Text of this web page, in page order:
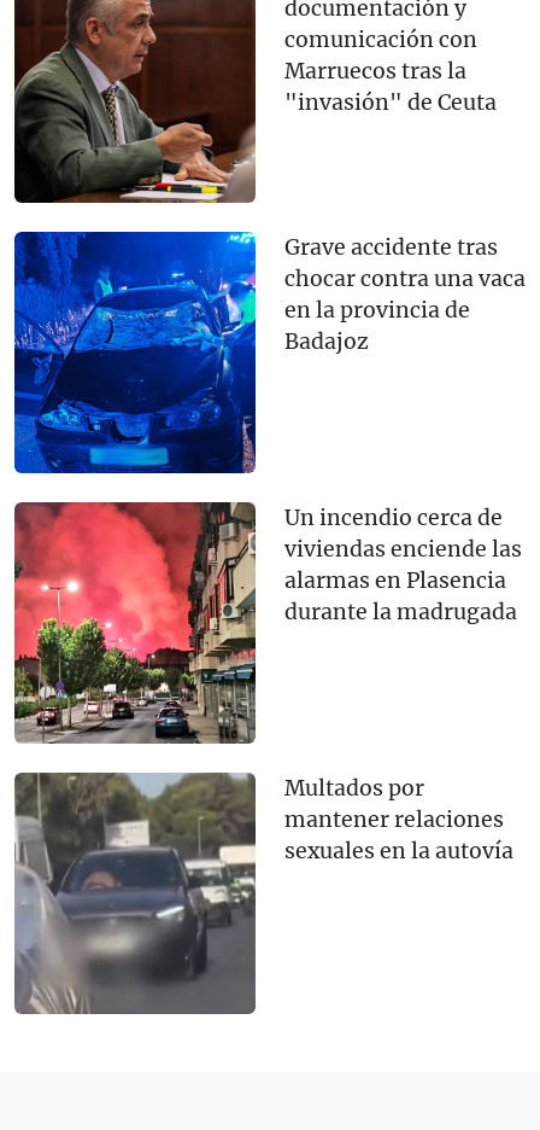
documentación y
comunicación con
Marruecos tras la
"invasión" de Ceuta
Grave accidente tras
chocar contra una vaca
en la provincia de
Badajoz
Un incendio cerca de
viviendas enciende las
alarmas en Plasencia
durante la madrugada
Multados por
mantener relaciones
sexuales en la autovía